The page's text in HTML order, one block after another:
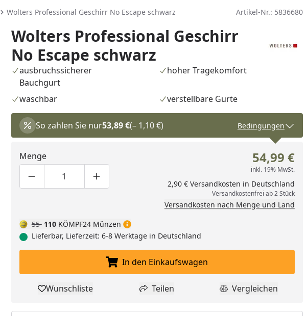
Wolters Professional Geschirr No Escape schwarz Artikel-Nr.: 5836680
Wunschliste hinzufügen
Wolters Professional Geschirr
No Escape schwarz
ausbruchssicherer
Bauchgurt
hoher Tragekomfort
waschbar verstellbare Gurte
So zahlen Sie nur53,89 €(– 1,10 €) Bedingungen
Menge
Produktmenge um eins verringern
Produktmenge manuell eingeben
Produktmenge um eins erhöhen
54,99 €
inkl. 19% MwSt.
2,90 € Versandkosten in Deutschland
Versandkostenfrei ab 2 Stück
Versandkosten nach Menge und Land
55 110 KÖMPF24 Münzen
Lieferbar, Lieferzeit: 6-8 Werktage in Deutschland
In den Einkaufswagen legen
In den Einkaufswagen
Produkt zur Wunschliste hinzufügen
Wunschliste Teilen
Teilen Produkt
Vergleichen